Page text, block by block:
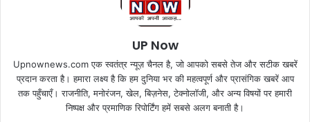
UP Now
Upnownews.com एक स्वतंत्र न्यूज़ चैनल है, जो आपको सबसे तेज और सटीक खबरें
प्रदान करता है। हमारा लक्ष्य है कि हम दुनिया भर की महत्वपूर्ण और प्रासंगिक खबरें आप
तक पहुँचाएँ। राजनीति, मनोरंजन, खेल, बिज़नेस, टेक्नोलॉजी, और अन्य विषयों पर हमारी
निष्पक्ष और प्रमाणिक रिपोर्टिंग हमें सबसे अलग बनाती है।